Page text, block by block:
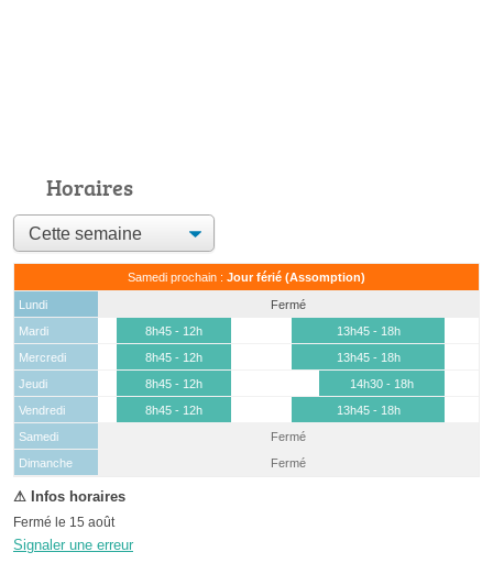
Horaires
Samedi prochain : Jour férié (Assomption)
Lundi
Fermé
Mardi
8h45 - 12h
13h45 - 18h
Mercredi
8h45 - 12h
13h45 - 18h
Jeudi
8h45 - 12h
14h30 - 18h
Vendredi
8h45 - 12h
13h45 - 18h
Samedi
(15 août)
Fermé
Dimanche
Fermé
Fermé le 15 août
Signaler une erreur